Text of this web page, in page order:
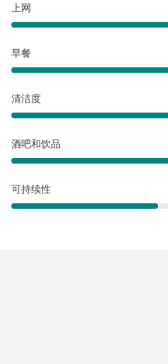
上网
早餐
清洁度
酒吧和饮品
可持续性